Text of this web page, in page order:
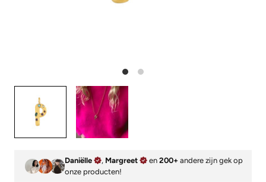
Daniëlle , Margreet en 200+ andere zijn gek op
onze producten!